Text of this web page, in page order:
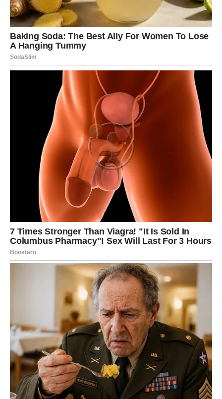
rođeni u ovom znaku često su izuzetno strpljivi i spremni
da dugo rade kako bi ostvarili ono što žele.
U poslednje vreme mnogi Bikovi mogli su imati osećaj da
se stvari kreću sporije nego što bi želeli. Međutim,
upravo sada dolazi trenutak kada se trud i strpljenje
mogu početi isplaćivati.
Sudbina može doneti prilike koje Bikovima omogućavaju
da naprave važan korak napred – bilo da se radi o poslu,
finansijama ili privatnom životu. Promene koje dolaze
mogu doneti osećaj stabilnosti koji su dugo priželjkivali.
Za Bika ovo može biti period kada konačno vidi rezultate
svog rada.
Lav – novi početak i nova snaga
Lavovi su poznati po svojoj energiji, ponosu i velikoj
unutrašnjoj snazi. Oni su znak koji često preuzima
odgovornost i ne boji se izazova.
U narednom periodu Lavovi bi mogli osetiti da se u
njihovom životu pokreću stvari koje su dugo stajale na
mestu. Promene koje dolaze mogu doneti nove prilike, ali
i nove ljude koji će imati važnu ulogu u njihovoj
budućnosti.